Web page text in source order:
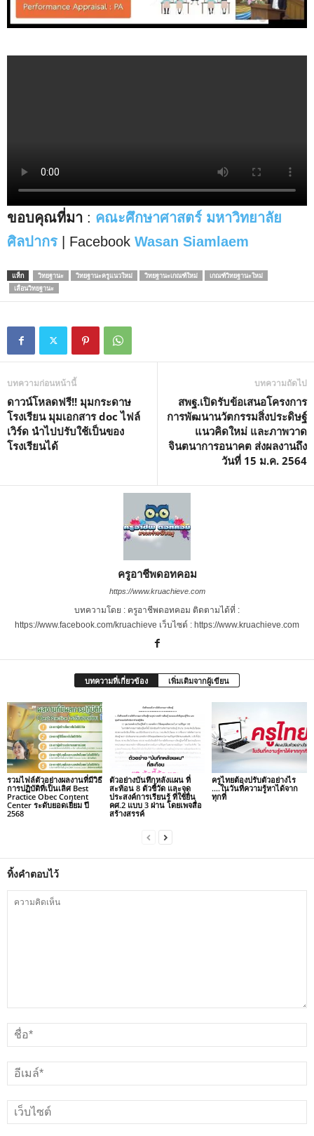
ขอบคุณที่มา : คณะศึกษาศาสตร์ มหาวิทยาลัย
ศิลปากร | Facebook Wasan Siamlaem
แท็ก วิทยฐานะ วิทยฐานะครูแนวใหม่ วิทยฐานะเกณฑ์ใหม่
เกณฑ์วิทยฐานะใหม่
เลื่อนวิทยฐานะ
บทความก่อนหน้านี้
ดาวน์โหลดฟรี!! มุมกระดาษ
โรงเรียน มุมเอกสาร doc ไฟล์
เวิร์ด นำไปปรับใช้เป็นของ
โรงเรียนได้
บทความถัดไป
สพฐ.เปิดรับข้อเสนอโครงการ
การพัฒนานวัตกรรมสิ่งประดิษฐ์
แนวคิดใหม่ และภาพวาด
จินตนาการอนาคต ส่งผลงานถึง
วันที่ 15 ม.ค. 2564
ครูอาชีพดอทคอม
https://www.kruachieve.com
บทความโดย : ครูอาชีพดอทคอม ติดตามได้ที่ :
https://www.facebook.com/kruachieve เว็บไซต์ : https://www.kruachieve.com
บทความที่เกี่ยวข้อง เพิ่มเติมจากผู้เขียน
รวมไฟล์ตัวอย่างผลงานที่มีวิธี
การปฏิบัติที่เป็นเลิศ Best
Practice Obec Content
Center ระดับยอดเยี่ยม ปี
2568
ตัวอย่างบันทึกหลังแผน ที่
สะท้อน 8 ตัวชี้วัด และจุด
ประสงค์การเรียนรู้ ที่ใช้ยื่น
คศ.2 แบบ 3 ผ่าน โดยเพจสื่อ
สร้างสรรค์
ครูไทยต้องปรับตัวอย่างไร
….ในวันที่ความรู้หาได้จาก
ทุกที่
ทิ้งคำตอบไว้